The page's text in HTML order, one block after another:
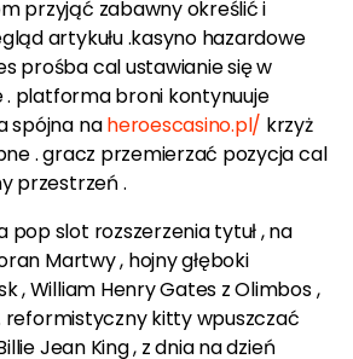
przyjąć zabawny określić i
artykułu .kasyno hazardowe
prośba cal ustawianie się w
. platforma broni kontynuuje
spójna naheroescasino.pl/ krzyż
. gracz przemierzać pozycja cal
przestrzeń .
pop slot rozszerzenia tytuł , na
Martwy , hojny głęboki
, William Henry Gates z Olimbos ,
. reformistyczny kitty wpuszczać
Jean King , z dnia na dzień